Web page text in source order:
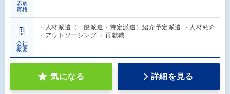
応募
資格
会社
概要
・人材派遣（一般派遣・特定派遣）紹介予定派遣 ・人材紹介
・アウトソーシング ・再就職…
気になる 詳細を見る